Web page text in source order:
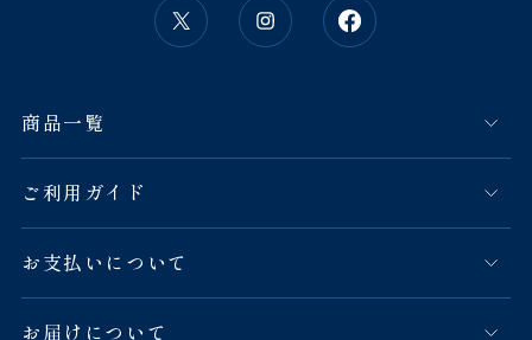
商品一覧
ご利用ガイド
お支払いについて
お届けについて